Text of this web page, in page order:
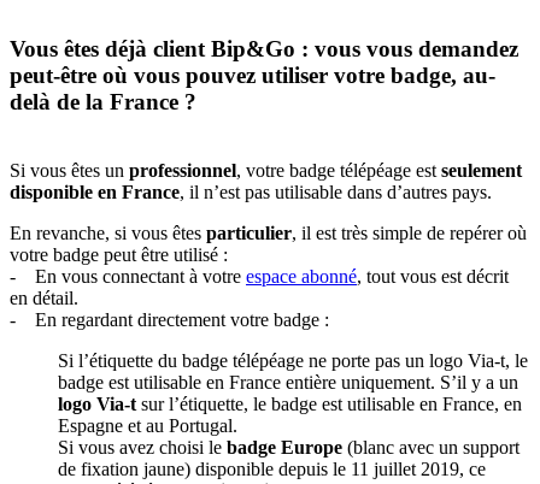
Vous êtes déjà client Bip&Go : vous vous demandez
peut-être où vous pouvez utiliser votre badge, au-
delà de la France ?
Si vous êtes un professionnel, votre badge télépéage est seulement
disponible en France, il n’est pas utilisable dans d’autres pays.
En revanche, si vous êtes particulier, il est très simple de repérer où
votre badge peut être utilisé :
- En vous connectant à votre espace abonné, tout vous est décrit
en détail.
- En regardant directement votre badge :
Si l’étiquette du badge télépéage ne porte pas un logo Via-t, le
badge est utilisable en France entière uniquement. S’il y a un
logo Via-t sur l’étiquette, le badge est utilisable en France, en
Espagne et au Portugal.
Si vous avez choisi le badge Europe (blanc avec un support
de fixation jaune) disponible depuis le 11 juillet 2019, ce